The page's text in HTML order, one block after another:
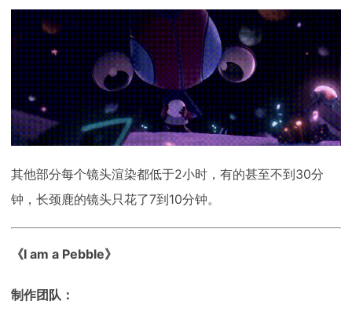
其他部分每个镜头渲染都低于2小时，有的甚至不到30分
钟，长颈鹿的镜头只花了7到10分钟。
《I am a Pebble》
制作团队：